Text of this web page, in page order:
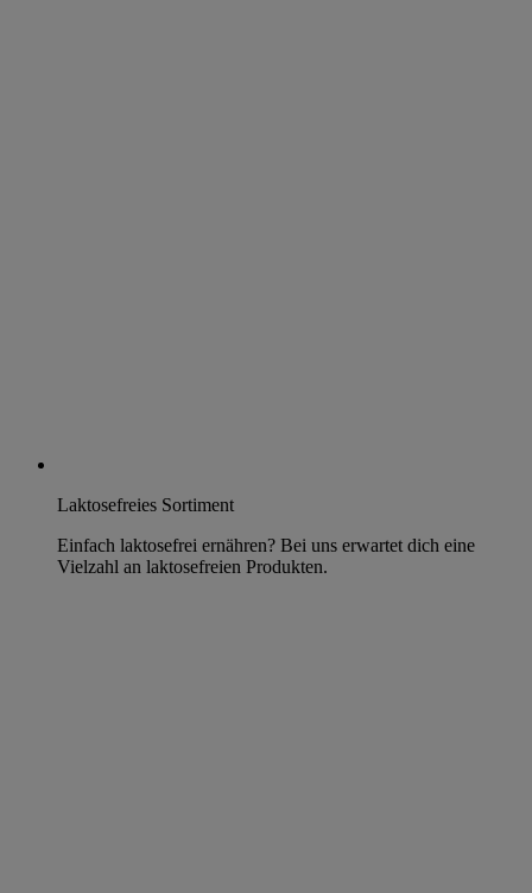
Laktosefreies Sortiment
Einfach laktosefrei ernähren? Bei uns erwartet dich eine
Vielzahl an laktosefreien Produkten.